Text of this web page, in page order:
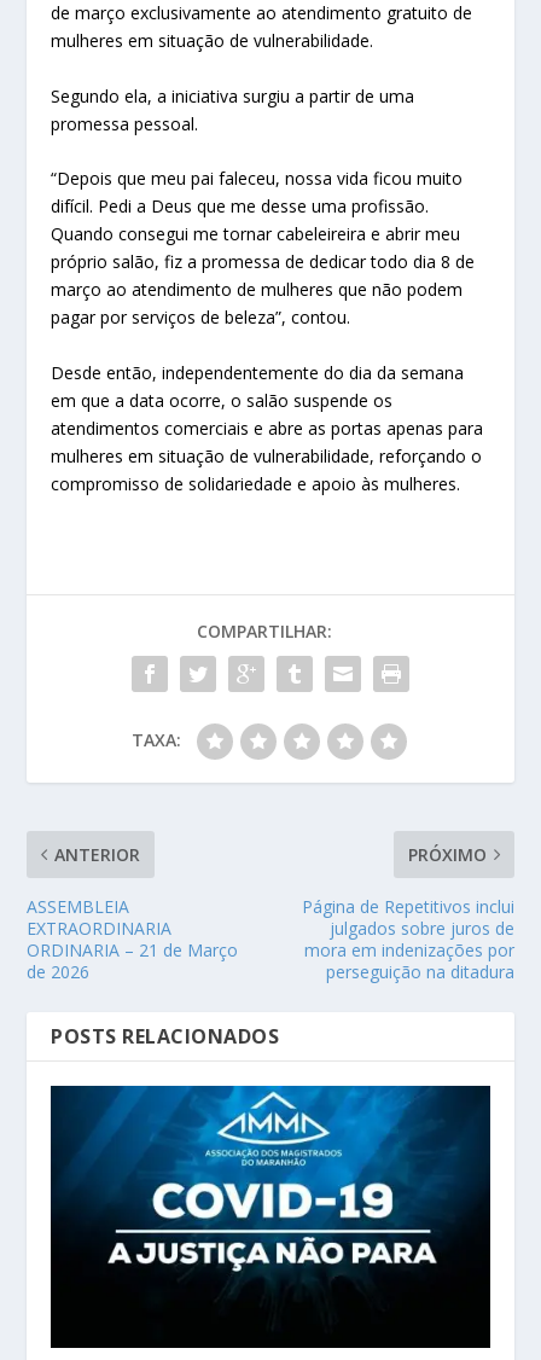
de março exclusivamente ao atendimento gratuito de
mulheres em situação de vulnerabilidade.
Segundo ela, a iniciativa surgiu a partir de uma
promessa pessoal.
“Depois que meu pai faleceu, nossa vida ficou muito
difícil. Pedi a Deus que me desse uma profissão.
Quando consegui me tornar cabeleireira e abrir meu
próprio salão, fiz a promessa de dedicar todo dia 8 de
março ao atendimento de mulheres que não podem
pagar por serviços de beleza”, contou.
Desde então, independentemente do dia da semana
em que a data ocorre, o salão suspende os
atendimentos comerciais e abre as portas apenas para
mulheres em situação de vulnerabilidade, reforçando o
compromisso de solidariedade e apoio às mulheres.
COMPARTILHAR:
TAXA:
ANTERIOR
ASSEMBLEIA
EXTRAORDINARIA
ORDINARIA – 21 de Março
de 2026
PRÓXIMO
Página de Repetitivos inclui
julgados sobre juros de
mora em indenizações por
perseguição na ditadura
POSTS RELACIONADOS